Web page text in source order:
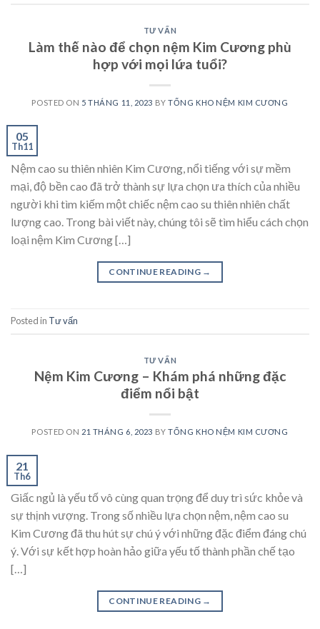
TƯ VẤN
Làm thế nào để chọn nệm Kim Cương phù
hợp với mọi lứa tuổi?
POSTED ON 5 THÁNG 11, 2023 BYTỔNG KHO NỆM KIM CƯƠNG
05
Th11
Nệm cao su thiên nhiên Kim Cương, nổi tiếng với sự mềm
mại, độ bền cao đã trở thành sự lựa chọn ưa thích của nhiều
người khi tìm kiếm một chiếc nệm cao su thiên nhiên chất
lượng cao. Trong bài viết này, chúng tôi sẽ tìm hiểu cách chọn
loại nệm Kim Cương […]
CONTINUE READING →
Posted in Tư vấn
TƯ VẤN
Nệm Kim Cương – Khám phá những đặc
điểm nổi bật
POSTED ON 21 THÁNG 6, 2023 BYTỔNG KHO NỆM KIM CƯƠNG
21
Th6
Giấc ngủ là yếu tố vô cùng quan trọng để duy trì sức khỏe và
sự thịnh vượng. Trong số nhiều lựa chọn nệm, nệm cao su
Kim Cương đã thu hút sự chú ý với những đặc điểm đáng chú
ý. Với sự kết hợp hoàn hảo giữa yếu tố thành phần chế tạo
[…]
CONTINUE READING →